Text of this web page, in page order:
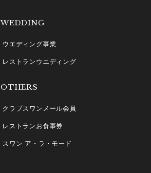
WEDDING
ウエディング事業
レストランウエディング
OTHERS
クラブスワンメール会員
レストランお食事券
スワン ア・ラ・モード